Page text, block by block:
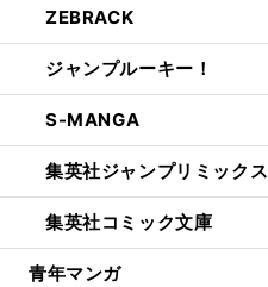
ZEBRACK
ジャンプルーキー！
S-MANGA
集英社ジャンプリミックス
集英社コミック文庫
青年マンガ